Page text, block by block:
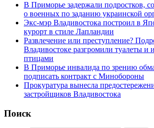
В Приморье задержали подростков,
о военных по заданию украинской
Экс-мэр Владивостока построил в
курорт в стиле Лапландии
Развлечение или преступление?
Владивостоке разгромили туалеты и
птицами
В Приморье инвалида по зрению
подписать контракт с Минобороны
Прокуратура вынесла
застройщиков Владивостока
Поиск